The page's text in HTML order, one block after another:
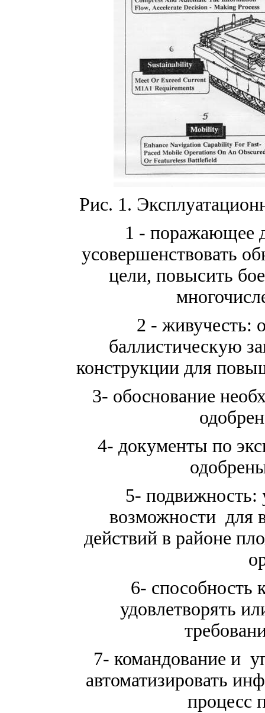
Рис. 1.
1 - поражающее
усовершенствовать
цели, повысить
2 - живучесть:
баллистическую
конструкции для
3- обоснование
4- документы по
5- подвижность:
возможности для
действий в районе
6- способность
удовлетворять
7- командование и
автоматизировать
процесс